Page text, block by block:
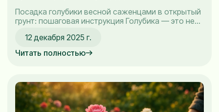
Посадка голубики весной саженцами в открытый
грунт: пошаговая инструкция Голубика — это не
для любого садовода. Я сам не раз удивлялся, как
правильно подобранные саженцы голубики могут
преобразить сад и принести радость в виде
12 декабря 2025 г.
Читать полностью